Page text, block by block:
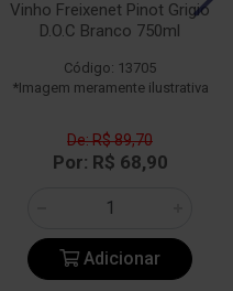
Vinho Freixenet Pinot Grigio
D.O.C Branco 750ml
Código: 13705
*Imagem meramente ilustrativa
De: R$ 89,70
Por: R$ 68,90
Adicionar